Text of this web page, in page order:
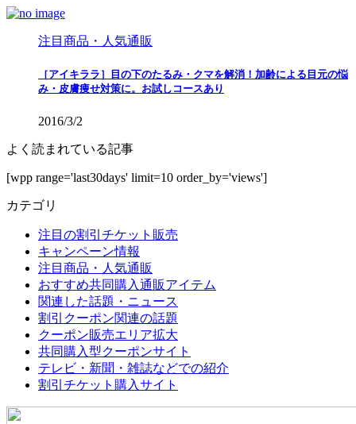
注目商品・人気通販
［アイキララ］目の下のたるみ・クマを解消！加齢による目元の悩
み・皮膚痩せ対策に。お試しコースあり
2016/3/2
よく読まれている記事
[wpp range='last30days' limit=10 order_by='views']
カテゴリ
注目の割引チケット販売
キャンペーン情報
注目商品・人気通販
おすすめ共同購入通販アイテム
関連した話題・ニュース
割引クーポン関連の話題
クーポン販売エリア拡大
共同購入型クーポンサイト
テレビ・新聞・雑誌などでの紹介
割引チケット購入サイト